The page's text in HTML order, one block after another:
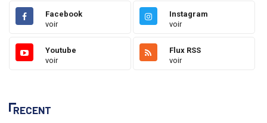
Facebook
voir
Instagram
voir
Youtube
voir
Flux RSS
voir
RECENT